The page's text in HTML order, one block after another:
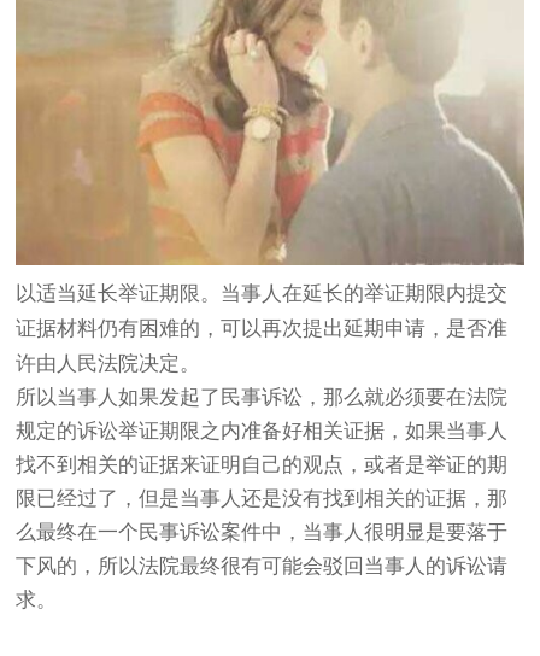
以适当延长举证期限。当事人在延长的举证期限内提交
证据材料仍有困难的，可以再次提出延期申请，是否准
许由人民法院决定。
所以当事人如果发起了民事诉讼，那么就必须要在法院
规定的诉讼举证期限之内准备好相关证据，如果当事人
找不到相关的证据来证明自己的观点，或者是举证的期
限已经过了，但是当事人还是没有找到相关的证据，那
么最终在一个民事诉讼案件中，当事人很明显是要落于
下风的，所以法院最终很有可能会驳回当事人的诉讼请
求。